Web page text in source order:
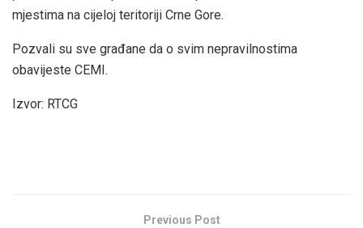
mjestima na cijeloj teritoriji Crne Gore.
Pozvali su sve građane da o svim nepravilnostima
obavijeste CEMI.
Izvor: RTCG
Previous Post